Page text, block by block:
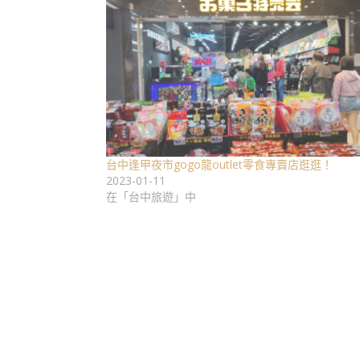
台中逢甲夜市gogo龍outlet零食專賣店逛逛！
2023-01-11
在「台中旅遊」中